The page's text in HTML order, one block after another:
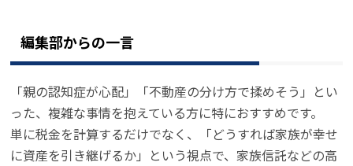
編集部からの一言
「親の認知症が心配」「不動産の分け方で揉めそう」とい
った、複雑な事情を抱えている方に特におすすめです。
単に税金を計算するだけでなく、「どうすれば家族が幸せ
に資産を引き継げるか」という視点で、家族信託などの高